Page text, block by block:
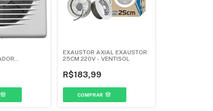
EXAUSTOR AXIAL EXAUSTOR
25CM 220V - VENTISOL
R$183,99